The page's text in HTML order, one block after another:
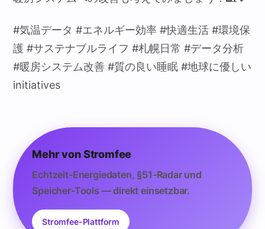
#気温データ #エネルギー効率 #快適生活 #環境保
護 #サステナブルライフ #札幌日常 #データ分析
#暖房システム改善 #質の良い睡眠 #地球に優しい
initiatives
Mehr von Stromfee
Echtzeit-Energiedaten, §51-Radar und
Speicher-Tools — direkt einsetzbar.
Stromfee-Plattform